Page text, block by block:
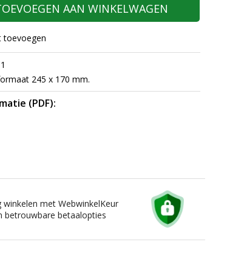
AAN WINKELWAGEN
toevoegen
245 x 170 mm.
(PDF):
winkelen met WebwinkelKeur
betrouwbare betaalopties